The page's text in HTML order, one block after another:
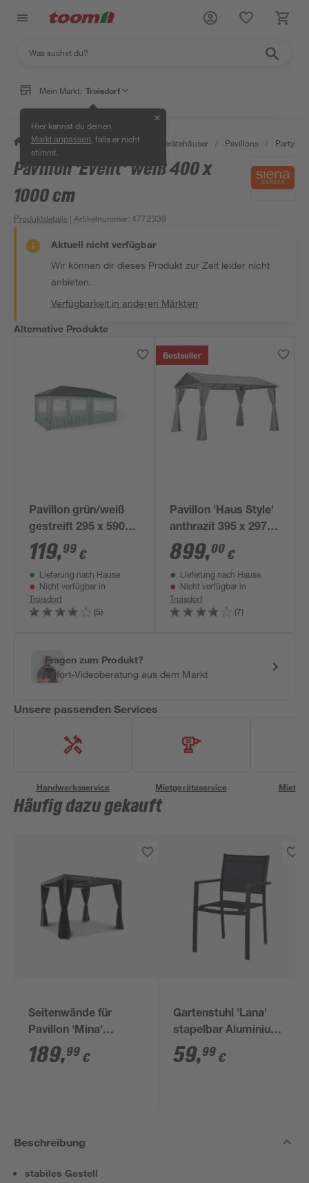
Mein Markt: Troisdorf
Hier kannst du deinen
Markt anpassen , falls er nicht
stimmt.
✕
/ Garten & Freizeit / Garten- & Gerätehäuser / Pavillons /
Pavillon 'Event' weiß 400 x
1000 cm
Produktdetails | Artikelnummer:4772339
Aktuell nicht verfügbar
Wir können dir dieses Produkt zur Zeit leider nicht
anbieten.
Verfügbarkeit in anderen Märkten
Alternative Produkte
Pavillon grün/weiß
gestreift 295 x 590
cm
119,99 €
Lieferung nach Hause
Nicht verfügbar in
Troisdorf
(5)
Bestseller
Pavillon 'Haus Style'
anthrazit 395 x 297 x
260 cm
899,00 €
Lieferung nach Hause
Nicht verfügbar in
Troisdorf
(7)
Fragen zum Produkt?
Sofort-Videoberatung aus dem Markt
Unsere passenden Services
Handwerksservice Mietgeräteservice
Häufig dazu gekauft
Seitenwände für
Pavillon 'Mina'
schwarz 4er-Set
189,99 €
Gartenstuhl 'Lana'
stapelbar Aluminium
schwarz 56 x 84 x 58
cm
59,99 €
Beschreibung
stabiles Gestell